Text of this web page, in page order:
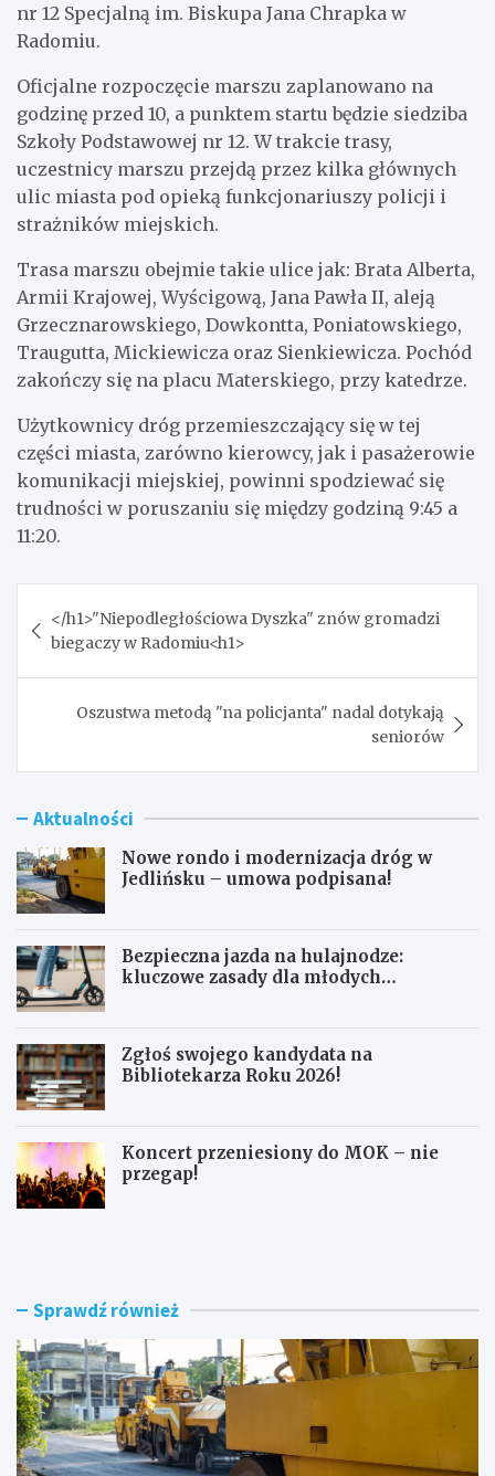
nr 12 Specjalną im. Biskupa Jana Chrapka w
Radomiu.
Oficjalne rozpoczęcie marszu zaplanowano na
godzinę przed 10, a punktem startu będzie siedziba
Szkoły Podstawowej nr 12. W trakcie trasy,
uczestnicy marszu przejdą przez kilka głównych
ulic miasta pod opieką funkcjonariuszy policji i
strażników miejskich.
Trasa marszu obejmie takie ulice jak: Brata Alberta,
Armii Krajowej, Wyścigową, Jana Pawła II, aleją
Grzecznarowskiego, Dowkontta, Poniatowskiego,
Traugutta, Mickiewicza oraz Sienkiewicza. Pochód
zakończy się na placu Materskiego, przy katedrze.
Użytkownicy dróg przemieszczający się w tej
części miasta, zarówno kierowcy, jak i pasażerowie
komunikacji miejskiej, powinni spodziewać się
trudności w poruszaniu się między godziną 9:45 a
11:20.
wpisu
</h1>"Niepodległościowa Dyszka" znów gromadzi
biegaczy w Radomiu<h1>
Oszustwa metodą "na policjanta" nadal dotykają
seniorów
Aktualności
Nowe rondo i modernizacja dróg w
Jedlińsku – umowa podpisana!
Bezpieczna jazda na hulajnodze:
kluczowe zasady dla młodych
Zgłoś swojego kandydata na
Bibliotekarza Roku 2026!
Koncert przeniesiony do MOK – nie
przegap!
N
o
d
o
i
m
o
d
B
e
z
n
a
j
a
z
Sprawdź również